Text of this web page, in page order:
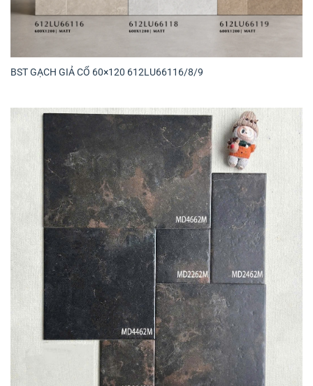
BST GẠCH GIẢ CỔ 60×120 612LU66116/8/9